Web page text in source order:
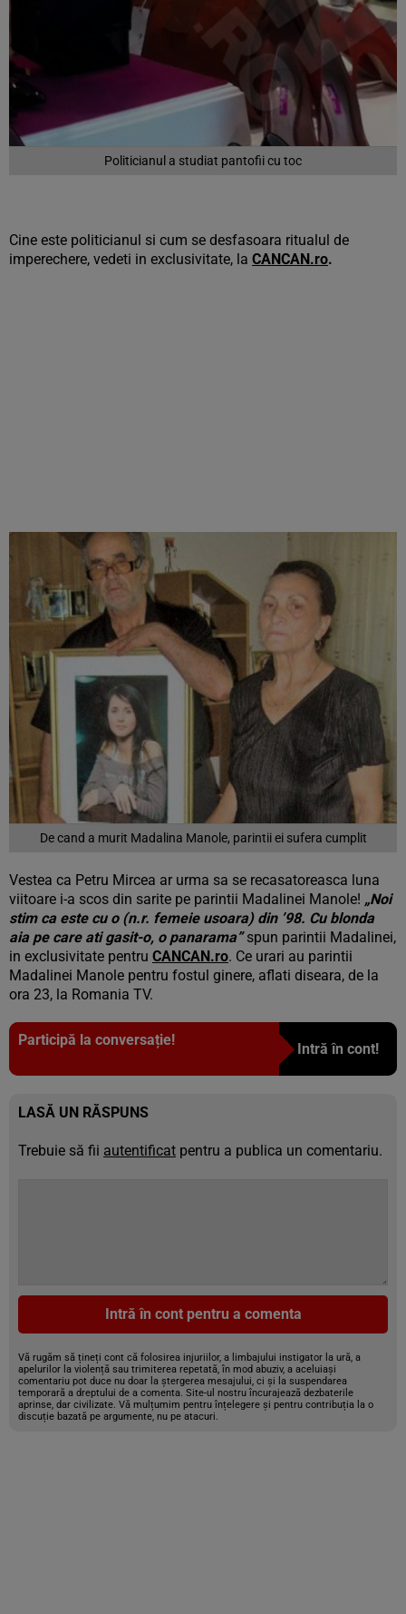
Politicianul a studiat pantofii cu toc
Cine este politicianul si cum se desfasoara ritualul de
imperechere, vedeti in exclusivitate, la CANCAN.ro.
De cand a murit Madalina Manole, parintii ei sufera cumplit
Vestea ca Petru Mircea ar urma sa se recasatoreasca luna
viitoare i-a scos din sarite pe parintii Madalinei Manole! „Noi
stim ca este cu o (n.r. femeie usoara) din ’98. Cu blonda
aia pe care ati gasit-o, o panarama”spun parintii Madalinei,
in exclusivitate pentru CANCAN.ro. Ce urari au parintii
Madalinei Manole pentru fostul ginere, aflati diseara, de la
ora 23, la Romania TV.
Participă la conversație!
Intră în cont!
LASĂ UN RĂSPUNS
Trebuie să fii autentificat pentru a publica un comentariu.
Intră în cont pentru a comenta
Vă rugăm să țineți cont că folosirea injuriilor, a limbajului instigator la ură, a
apelurilor la violență sau trimiterea repetată, în mod abuziv, a aceluiași
comentariu pot duce nu doar la ștergerea mesajului, ci și la suspendarea
temporară a dreptului de a comenta. Site-ul nostru încurajează dezbaterile
aprinse, dar civilizate. Vă mulțumim pentru înțelegere și pentru contribuția la o
discuție bazată pe argumente, nu pe atacuri.